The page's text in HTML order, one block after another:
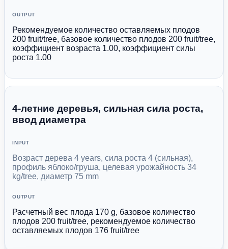
OUTPUT
Рекомендуемое количество оставляемых плодов
200 fruit/tree, базовое количество плодов 200 fruit/tree,
коэффициент возраста 1.00, коэффициент силы
роста 1.00
4-летние деревья, сильная сила роста,
ввод диаметра
INPUT
Возраст дерева 4 years, сила роста 4 (сильная),
профиль яблоко/груша, целевая урожайность 34
kg/tree, диаметр 75 mm
OUTPUT
Расчетный вес плода 170 g, базовое количество
плодов 200 fruit/tree, рекомендуемое количество
оставляемых плодов 176 fruit/tree